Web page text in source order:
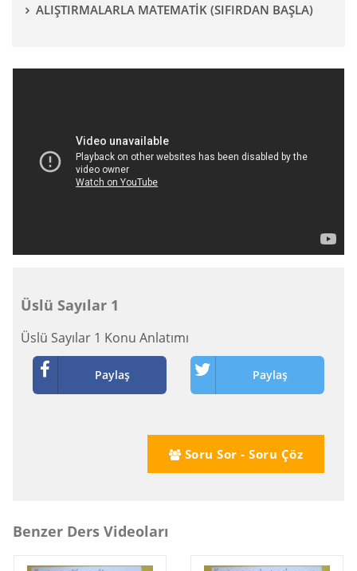
ALIŞTIRMALARLA MATEMATİK (SIFIRDAN BAŞLA)
Üslü Sayılar 1
Üslü Sayılar 1 Konu Anlatımı
Paylaş Paylaş
Soru Sor - Soru Çöz
Benzer Ders Videoları